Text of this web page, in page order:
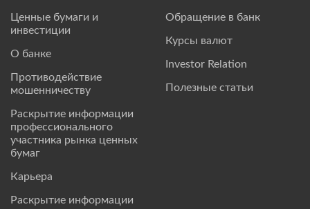
Ценные бумаги и
инвестиции
О банке
Противодействие
мошенничеству
Раскрытие информации
профессионального
участника рынка ценных
бумаг
Карьера
Раскрытие информации
Обращение в банк
Курсы валют
Investor Relation
Полезные статьи